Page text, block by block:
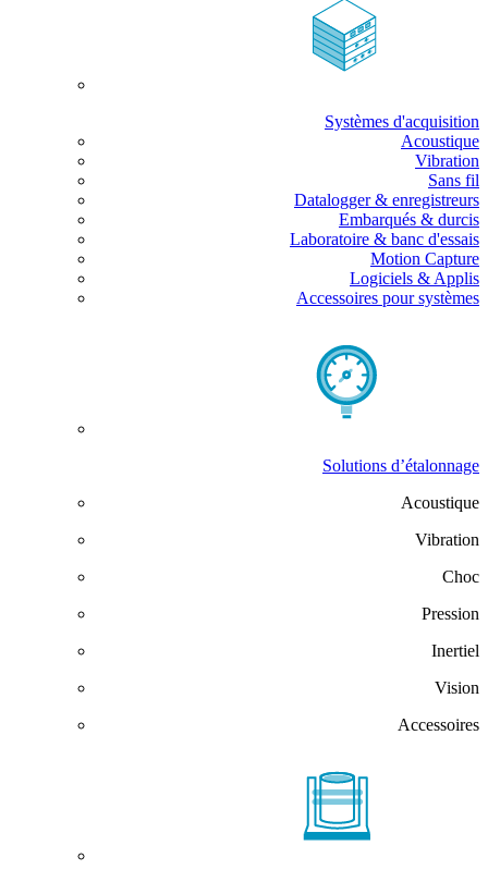
Systèmes d'acquisition
Acoustique
Vibration
Sans fil
Datalogger & enregistreurs
Embarqués & durcis
Laboratoire & banc d'essais
Motion Capture
Logiciels & Applis
Accessoires pour systèmes
Solutions d’étalonnage
Acoustique
Vibration
Choc
Pression
Inertiel
Vision
Accessoires